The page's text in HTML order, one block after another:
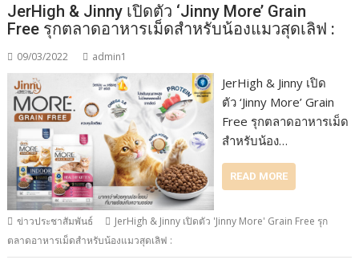
JerHigh & Jinny เปิดตัว ‘Jinny More’ Grain
Free รุกตลาดอาหารเม็ดสำหรับน้องแมวสุดเลิฟ :
09/03/2022 admin1
JerHigh & Jinny เปิด
ตัว ‘Jinny More’ Grain
Free รุกตลาดอาหารเม็ด
สำหรับน้อง…
READ MORE
ข่าวประชาสัมพันธ์
JerHigh & Jinny เปิดตัว 'Jinny More' Grain Free รุก
ตลาดอาหารเม็ดสำหรับน้องแมวสุดเลิฟ :